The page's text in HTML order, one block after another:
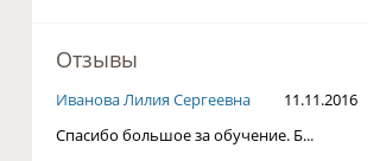
Отзывы
Очирова Светлана Доржие...
17.12.2016
С наступающим Новым годом!